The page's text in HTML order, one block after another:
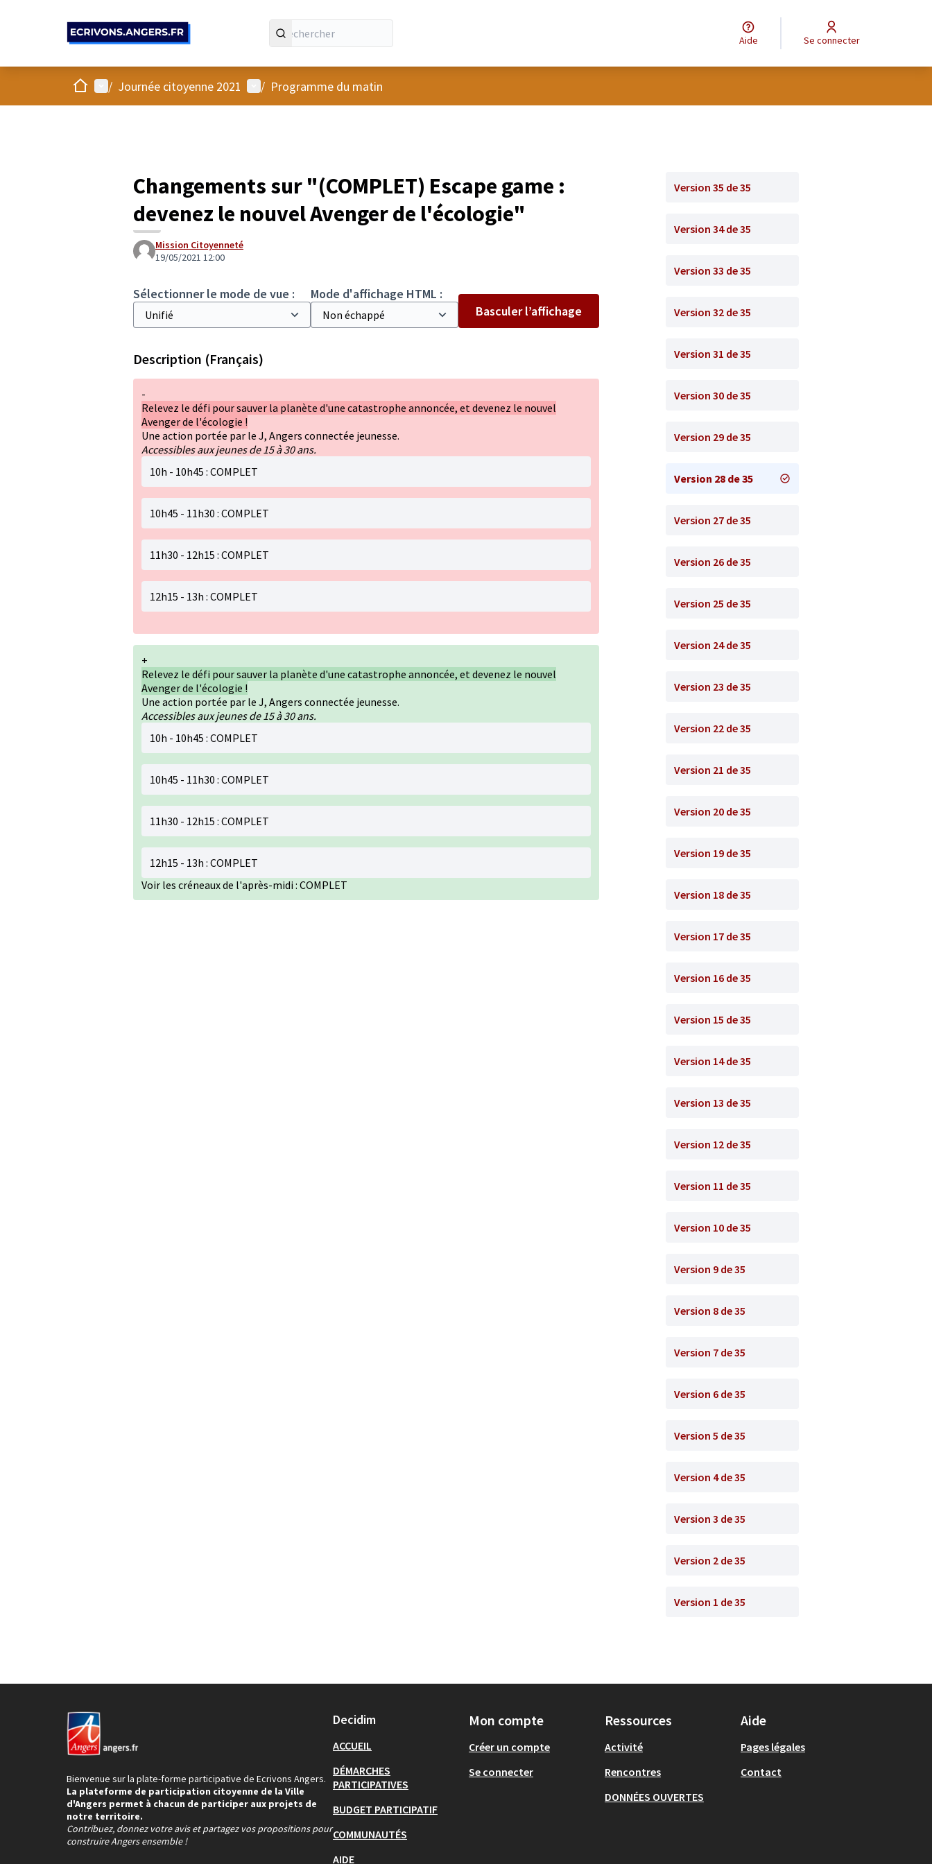
Aide Se connecter
AccueilMenu principal
/ Journée citoyenne 2021 Menu utilisateur
/ Programme du matin
Changements sur "(COMPLET) Escape game :
devenez le nouvel Avenger de l'écologie"
Mission Citoyenneté
19/05/2021 12:00
Sélectionner le mode de vue :
Mode d'affichage HTML :
Basculer l’affichage
Description (Français)
-
Relevez le défi pour sauver la planète d'une catastrophe annoncée, et devenez le nouvel
Avenger de l'écologie !
Une action portée par le J, Angers connectée jeunesse.
Accessibles aux jeunes de 15 à 30 ans.
10h - 10h45 : COMPLET
10h45 - 11h30 : COMPLET
11h30 - 12h15 : COMPLET
12h15 - 13h : COMPLET
+
Relevez le défi pour sauver la planète d'une catastrophe annoncée, et devenez le nouvel
Avenger de l'écologie !
Une action portée par le J, Angers connectée jeunesse.
Accessibles aux jeunes de 15 à 30 ans.
10h - 10h45 : COMPLET
10h45 - 11h30 : COMPLET
11h30 - 12h15 : COMPLET
12h15 - 13h : COMPLET
Voir les créneaux de l'après-midi : COMPLET
Version 35 de 35
Version 34 de 35
Version 33 de 35
Version 32 de 35
Version 31 de 35
Version 30 de 35
Version 29 de 35
Version 28 de 35
Version 27 de 35
Version 26 de 35
Version 25 de 35
Version 24 de 35
Version 23 de 35
Version 22 de 35
Version 21 de 35
Version 20 de 35
Version 19 de 35
Version 18 de 35
Version 17 de 35
Version 16 de 35
Version 15 de 35
Version 14 de 35
Version 13 de 35
Version 12 de 35
Version 11 de 35
Version 10 de 35
Version 9 de 35
Version 8 de 35
Version 7 de 35
Version 6 de 35
Version 5 de 35
Version 4 de 35
Version 3 de 35
Version 2 de 35
Version 1 de 35
Bienvenue sur la plate-forme participative de Ecrivons Angers.
La plateforme de participation citoyenne de la Ville
d'Angers permet à chacun de participer aux projets de
notre territoire.
Contribuez, donnez votre avis et partagez vos propositions pour
construire Angers ensemble !
Decidim
ACCUEIL
DÉMARCHES
PARTICIPATIVES
BUDGET PARTICIPATIF
COMMUNAUTÉS
AIDE
Mon compte
Créer un compte
Se connecter
Ressources
Activité
Rencontres
DONNÉES OUVERTES
Aide
Pages légales
Contact